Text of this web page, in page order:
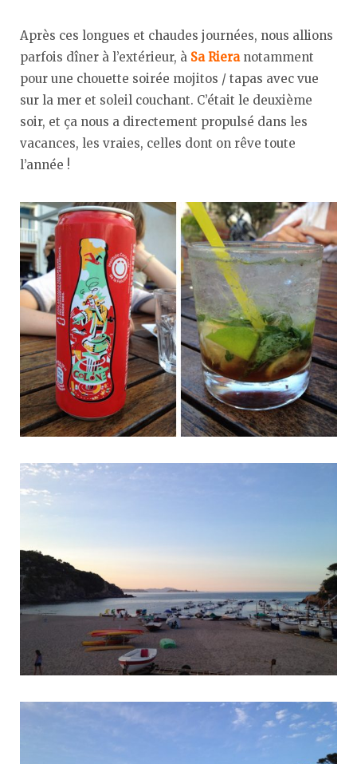
Après ces longues et chaudes journées, nous allions
parfois dîner à l’extérieur, à Sa Rieranotamment
pour une chouette soirée mojitos / tapas avec vue
sur la mer et soleil couchant. C’était le deuxième
soir, et ça nous a directement propulsé dans les
vacances, les vraies, celles dont on rêve toute
l’année !